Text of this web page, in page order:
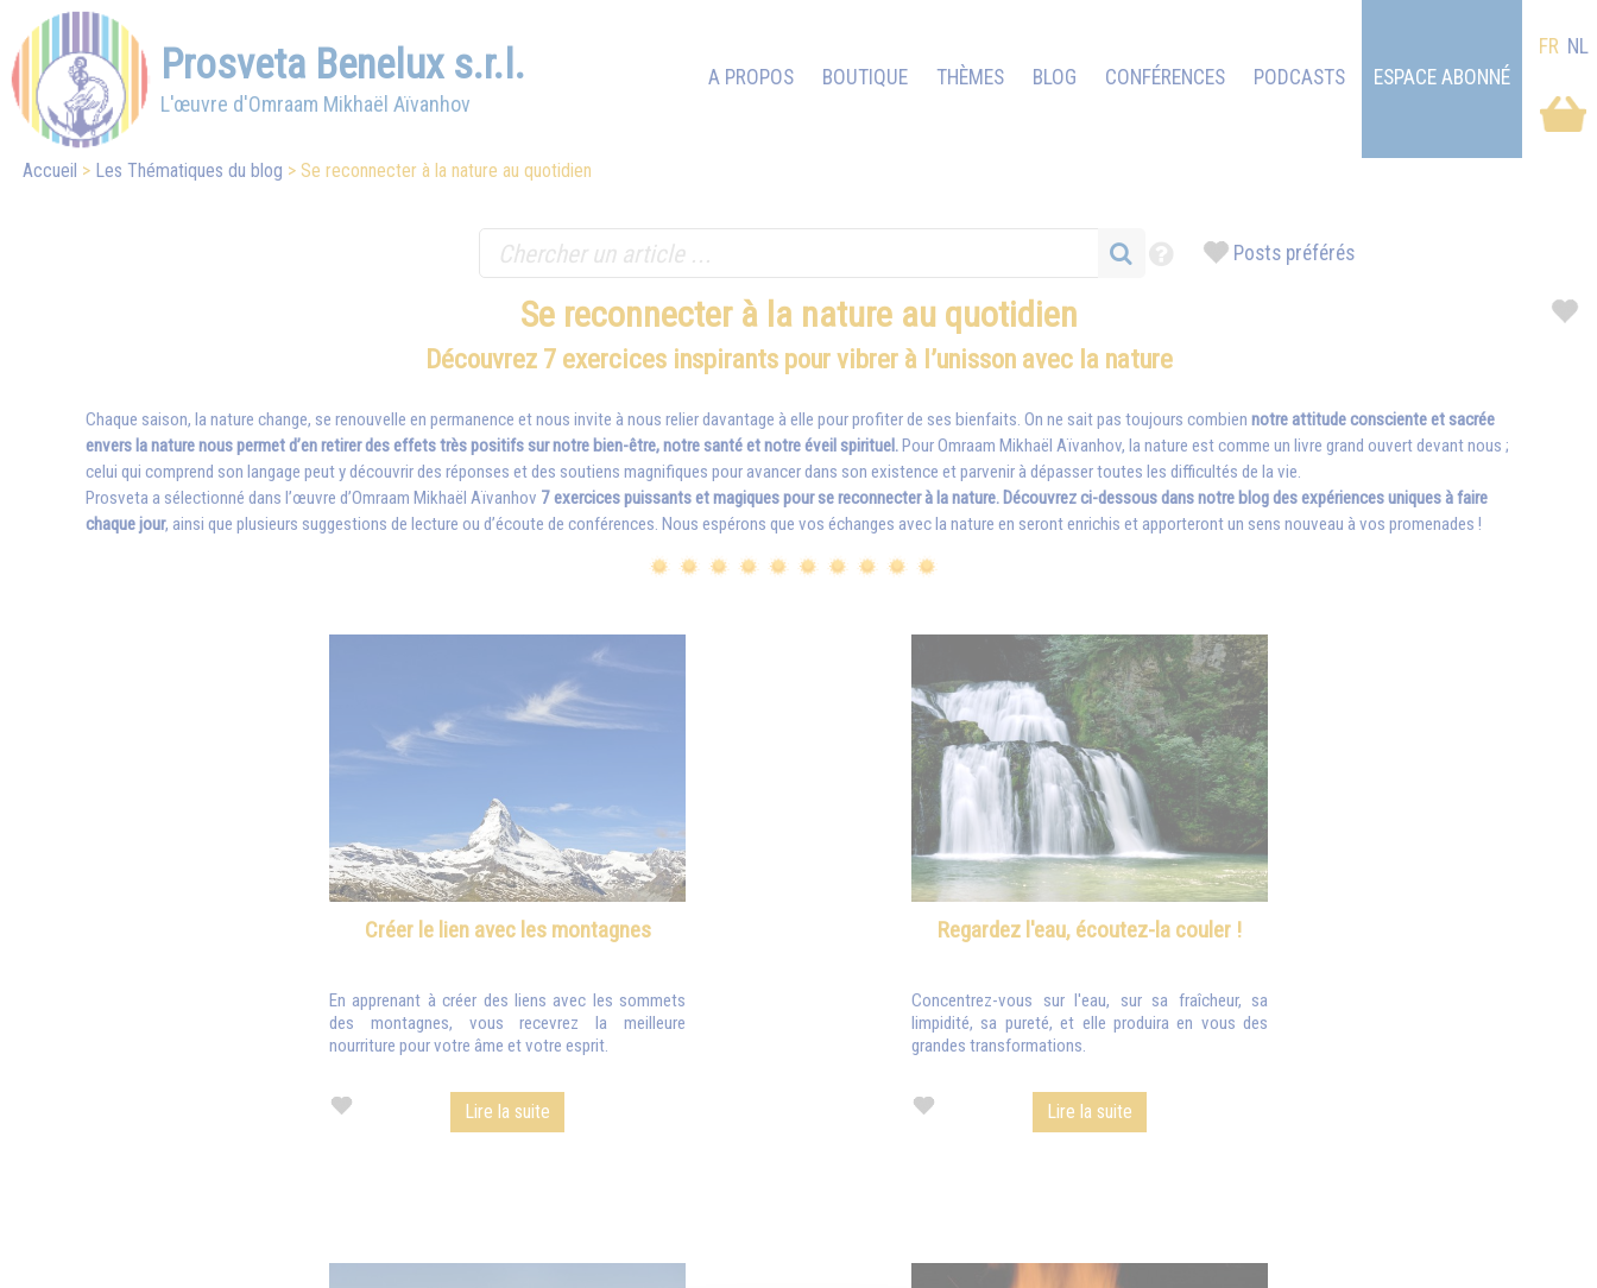
Prosveta Benelux s.r.l.
L'œuvre d'Omraam Mikhaël Aïvanhov
A PROPOS BOUTIQUE THÈMES BLOG CONFÉRENCES PODCASTS ESPACE ABONNÉ
FR NL
Accueil Les Thématiques du blog Se reconnecter à la nature au quotidien
Posts préférés
Se reconnecter à la nature au quotidien
Découvrez 7 exercices inspirants pour vibrer à l’unisson avec la nature
Chaque saison, la nature change, se renouvelle en permanence et nous invite à nous relier davantage à elle pour profiter de ses bienfaits. On ne sait pas toujours combien notre attitude consciente et sacrée
envers la nature nous permet d’en retirer des effets très positifs sur notre bien-être, notre santé et notre éveil spirituel.Pour Omraam Mikhaël Aïvanhov, la nature est comme un livre grand ouvert devant nous ;
celui qui comprend son langage peut y découvrir des réponses et des soutiens magnifiques pour avancer dans son existence et parvenir à dépasser toutes les difficultés de la vie.
Prosveta a sélectionné dans l’œuvre d’Omraam Mikhaël Aïvanhov 7 exercices puissants et magiques pour se reconnecter à la nature. Découvrez ci-dessous dans notre blog des expériences uniques à faire
chaque jour, ainsi que plusieurs suggestions de lecture ou d’écoute de conférences. Nous espérons que vos échanges avec la nature en seront enrichis et apporteront un sens nouveau à vos promenades !
Créer le lien avec les montagnes
En apprenant à créer des liens avec les sommets
des montagnes, vous recevrez la meilleure
nourriture pour votre âme et votre esprit.
Lire la suite
Regardez l'eau, écoutez-la couler !
Concentrez-vous sur l'eau, sur sa fraîcheur, sa
limpidité, sa pureté, et elle produira en vous des
grandes transformations.
Lire la suite